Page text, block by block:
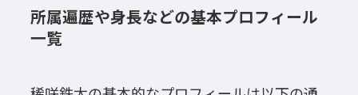
所属遍歴や身長などの基本プロフィール
一覧